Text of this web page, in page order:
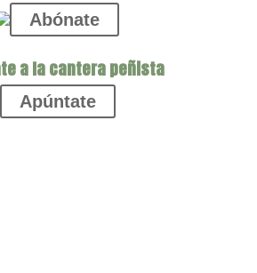
Abónate
a la cantera peñista
Apúntate